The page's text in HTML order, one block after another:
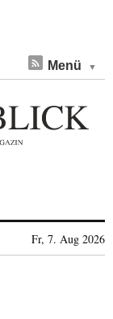
Menü
Fr, 7. Aug 2026